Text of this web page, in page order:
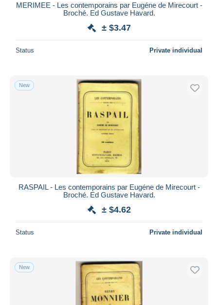
MERIMEE - Les contemporains par Eugéne de Mirecourt -
Broché. Ed Gustave Havard.
± $3.47
Status Private individual
New
RASPAIL - Les contemporains par Eugéne de Mirecourt -
Broché. Ed Gustave Havard.
± $4.62
Status Private individual
New